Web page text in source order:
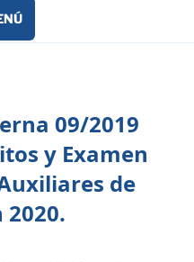
09/2019
y Examen
de
2020.